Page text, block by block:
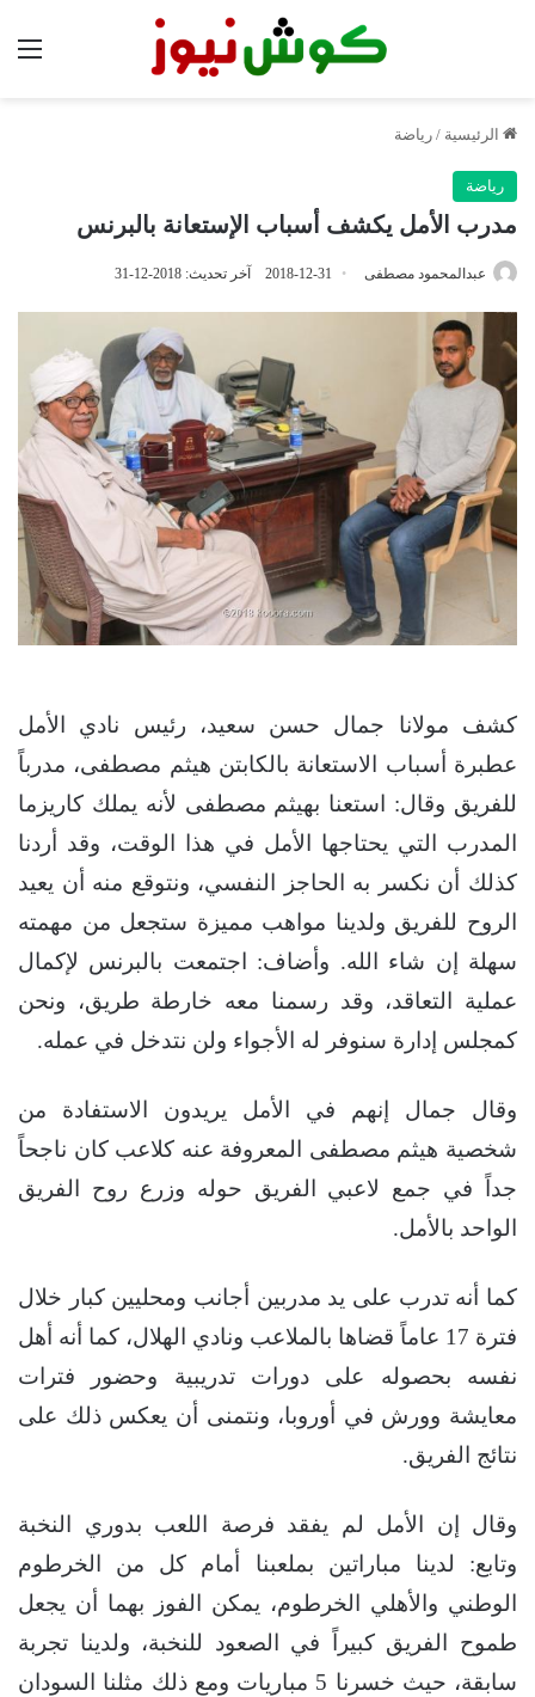
الرئيسية / رياضة
رياضة
مدرب الأمل يكشف أسباب الإستعانة بالبرنس
عبدالمحمود مصطفى 2018-12-31 آخر تحديث: 2018-12-31
كشف مولانا جمال حسن سعيد، رئيس نادي الأمل
عطبرة أسباب الاستعانة بالكابتن هيثم مصطفى، مدرباً
للفريق وقال: استعنا بهيثم مصطفى لأنه يملك كاريزما
المدرب التي يحتاجها الأمل في هذا الوقت، وقد أردنا
كذلك أن نكسر به الحاجز النفسي، ونتوقع منه أن يعيد
الروح للفريق ولدينا مواهب مميزة ستجعل من مهمته
سهلة إن شاء الله. وأضاف: اجتمعت بالبرنس لإكمال
عملية التعاقد، وقد رسمنا معه خارطة طريق، ونحن
كمجلس إدارة سنوفر له الأجواء ولن نتدخل في عمله.
وقال جمال إنهم في الأمل يريدون الاستفادة من
شخصية هيثم مصطفى المعروفة عنه كلاعب كان ناجحاً
جداً في جمع لاعبي الفريق حوله وزرع روح الفريق
الواحد بالأمل.
كما أنه تدرب على يد مدربين أجانب ومحليين كبار خلال
فترة 17 عاماً قضاها بالملاعب ونادي الهلال، كما أنه أهل
نفسه بحصوله على دورات تدريبية وحضور فترات
معايشة وورش في أوروبا، ونتمنى أن يعكس ذلك على
نتائج الفريق.
وقال إن الأمل لم يفقد فرصة اللعب بدوري النخبة
وتابع: لدينا مباراتين بملعبنا أمام كل من الخرطوم
الوطني والأهلي الخرطوم، يمكن الفوز بهما أن يجعل
طموح الفريق كبيراً في الصعود للنخبة، ولدينا تجربة
سابقة، حيث خسرنا 5 مباريات ومع ذلك مثلنا السودان